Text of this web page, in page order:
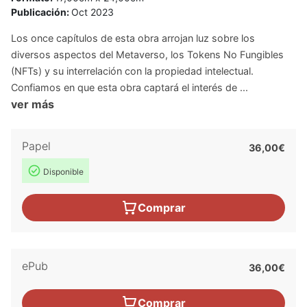
Publicación:Oct 2023
Los once capítulos de esta obra arrojan luz sobre los
diversos aspectos del Metaverso, los Tokens No Fungibles
(NFTs) y su interrelación con la propiedad intelectual.
Confiamos en que esta obra captará el interés de ...
ver más
Papel
Disponible
36,00€
Comprar
ePub 36,00€
Comprar